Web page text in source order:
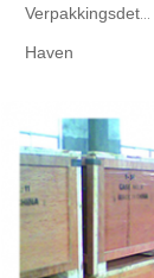
Verpakkingsdetails
Haven